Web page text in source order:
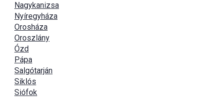
Nagykanizsa
Nyíregyháza
Orosháza
Oroszlány
Ózd
Pápa
Salgótarján
Siklós
Siófok